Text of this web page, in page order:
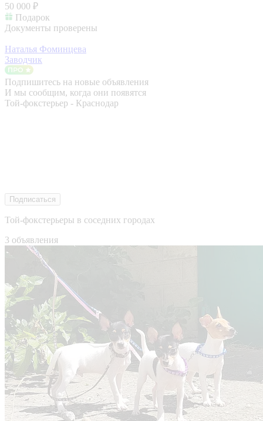
50 000 ₽
Подарок
Документы проверены
Наталья Фоминцева
Заводчик
Подпишитесь на новые объявления
И мы сообщим, когда они появятся
Той-фокстерьер - Краснодар
Подписаться
Той-фокстерьеры в соседних городах
3 объявления